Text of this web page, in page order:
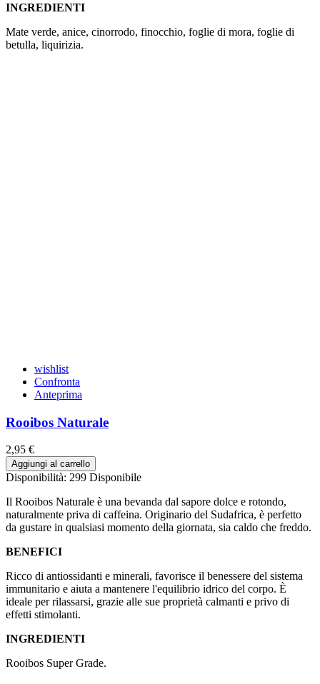
INGREDIENTI
Mate verde, anice, cinorrodo, finocchio, foglie di mora, foglie di
betulla, liquirizia.
wishlist
Confronta
Anteprima
Rooibos Naturale
2,95 €
Aggiungi al carrello
Disponibilità: 299 Disponibile
Il Rooibos Naturale è una bevanda dal sapore dolce e rotondo,
naturalmente priva di caffeina. Originario del Sudafrica, è perfetto
da gustare in qualsiasi momento della giornata, sia caldo che freddo.
BENEFICI
Ricco di antiossidanti e minerali, favorisce il benessere del sistema
immunitario e aiuta a mantenere l'equilibrio idrico del corpo. È
ideale per rilassarsi, grazie alle sue proprietà calmanti e privo di
effetti stimolanti.
INGREDIENTI
Rooibos Super Grade.